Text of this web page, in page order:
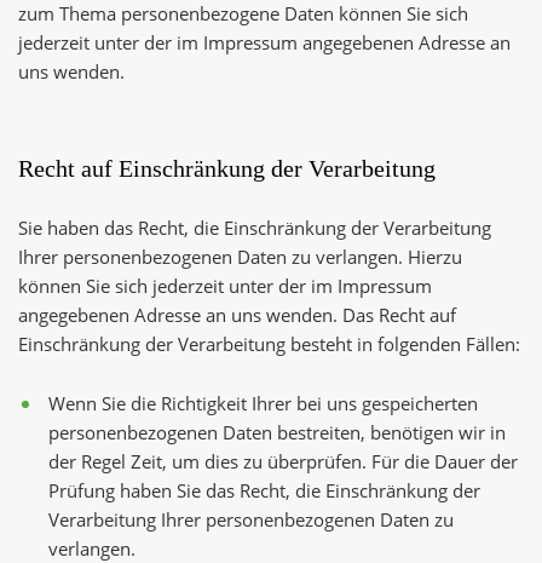
zum Thema personenbezogene Daten können Sie sich
jederzeit unter der im Impressum angegebenen Adresse an
uns wenden.
Recht auf Einschränkung der Verarbeitung
Sie haben das Recht, die Einschränkung der Verarbeitung
Ihrer personenbezogenen Daten zu verlangen. Hierzu
können Sie sich jederzeit unter der im Impressum
angegebenen Adresse an uns wenden. Das Recht auf
Einschränkung der Verarbeitung besteht in folgenden Fällen:
Wenn Sie die Richtigkeit Ihrer bei uns gespeicherten
personenbezogenen Daten bestreiten, benötigen wir in
der Regel Zeit, um dies zu überprüfen. Für die Dauer der
Prüfung haben Sie das Recht, die Einschränkung der
Verarbeitung Ihrer personenbezogenen Daten zu
verlangen.